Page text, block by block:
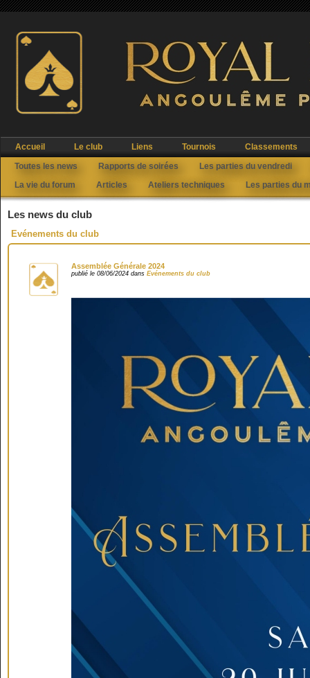
Accueil Le club Liens Tournois
Classements
Toutes les news
Rapports de soirées
Les parties du vendredi
La vie du forum
Articles Ateliers techniques Les parties du
Les news du club
Evénements du club
Assemblée Générale 2024
publié le 08/06/2024 dans Evénements du club